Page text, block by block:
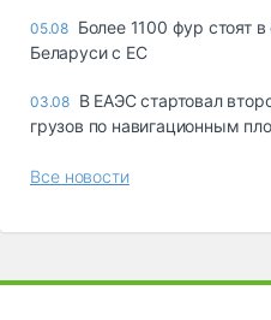
05.08 Более 1100 фур стоят
Беларуси с ЕС
03.08 В ЕАЭС стартовал
грузов по навигационным
Все новости